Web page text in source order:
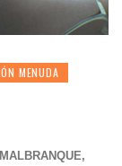
MENUDA